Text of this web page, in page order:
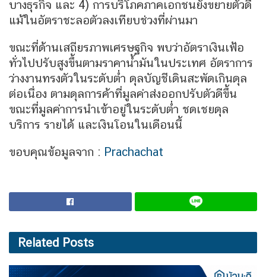
บางธุรกิจ และ 4) การบริโภคภาคเอกชนยังขยายตัวดี
แม้ในอัตราชะลอตัวลงเทียบช่วงที่ผ่านมา
ขณะที่ด้านเสถียรภาพเศรษฐกิจ พบว่าอัตราเงินเฟ้อ
ทั่วไปปรับสูงขึ้นตามราคาน้ำมันในประเทศ อัตราการ
ว่างงานทรงตัวในระดับต่ำ ดุลบัญชีเดินสะพัดเกินดุล
ต่อเนื่อง ตามดุลการค้าที่มูลค่าส่งออกปรับตัวดีขึ้น
ขณะที่มูลค่าการนำเข้าอยู่ในระดับต่ำ ชดเชยดุล
บริการ รายได้ และเงินโอนในเดือนนี้
ขอบคุณข้อมูลจาก : Prachachat
Related Posts